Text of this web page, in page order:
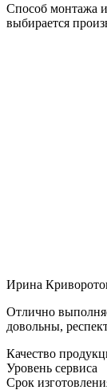
Способ монтажа
выбирается
Ирина
Отлично
довольны,
Качество
Уровень сервиса
Срок